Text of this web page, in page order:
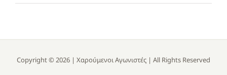
Copyright © 2026 | Χαρούμενοι Αγωνιστές | All Rights Reserved